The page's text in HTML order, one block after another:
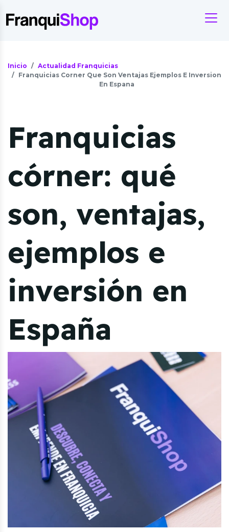
Inicio
Actualidad Franquicias
Franquicias Corner Que Son Ventajas Ejemplos E Inversion
En Espana
Franquicias
córner: qué
son, ventajas,
ejemplos e
inversión en
España